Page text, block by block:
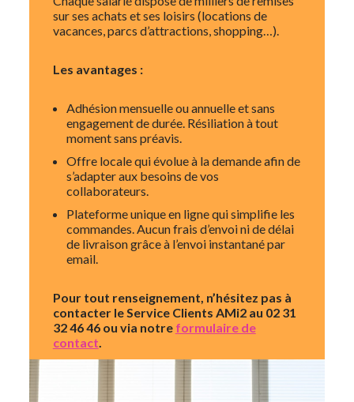
sur ses achats et ses loisirs (locations de
vacances, parcs d’attractions, shopping…).
Les avantages :
Adhésion mensuelle ou annuelle et sans
engagement de durée. Résiliation à tout
moment sans préavis.
Offre locale qui évolue à la demande afin de
s’adapter aux besoins de vos
collaborateurs.
Plateforme unique en ligne qui simplifie les
commandes. Aucun frais d’envoi ni de délai
de livraison grâce à l’envoi instantané par
email.
Pour tout renseignement, n’hésitez pas à
contacter le Service Clients AMi2 au 02 31
32 46 46 ou via notre formulaire de
contact.